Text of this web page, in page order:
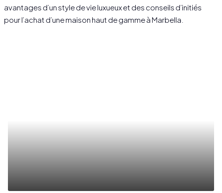
avantages d’un style de vie luxueux et des conseils d’initiés
pour l’achat d’une maison haut de gamme à Marbella.